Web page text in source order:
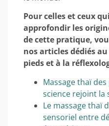
Pour celles et ceux
approfondir les
de cette pratique,
nos articles dédiés
pieds et à la
Massage thaï
science rejoint la
Le massage thaï
sensoriel entre